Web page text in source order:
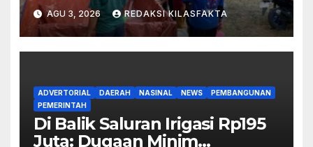
Bersih, Warga Pitu Ucapkan
Terima Kasih
AGU 3, 2026 REDAKSI KILASFAKTA
ADVERTORIAL DAERAH NASINAL NEWS
PEMBANGUNAN
PEMERINTAH
Di Balik Saluran Irigasi Rp195
Juta: Dugaan Minim